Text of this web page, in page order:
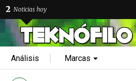
2 Noticias hoy
Análisis Marcas